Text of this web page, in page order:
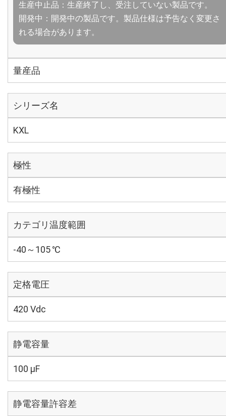
生産中止品：生産終了し、受注していない製品です。
開発中：開発中の製品です。製品仕様は予告なく変更さ
れる場合があります。
量産品
シリーズ名
KXL
極性
有極性
カテゴリ温度範囲
-40～105 ℃
定格電圧
420 Vdc
静電容量
100 µF
静電容量許容差